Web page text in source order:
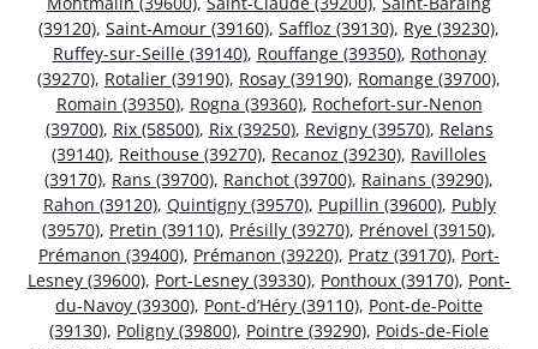
(39120), Saint-Amour (39160), Saffloz (39130), Rye (39230),
Ruffey-sur-Seille (39140), Rouffange (39350), Rothonay
(39270), Rotalier (39190), Rosay (39190), Romange (39700),
Romain (39350), Rogna (39360), Rochefort-sur-Nenon
(39700), Rix (58500), Rix (39250), Revigny (39570), Relans
(39140), Reithouse (39270), Recanoz (39230), Ravilloles
(39170), Rans (39700), Ranchot (39700), Rainans (39290),
Rahon (39120), Quintigny (39570), Pupillin (39600), Publy
(39570), Pretin (39110), Présilly (39270), Prénovel (39150),
Prémanon (39400), Prémanon (39220), Pratz (39170), Port-
Lesney (39600), Port-Lesney (39330), Ponthoux (39170), Pont-
du-Navoy (39300), Pont-d’Héry (39110), Pont-de-Poitte
(39130), Poligny (39800), Pointre (39290), Poids-de-Fiole